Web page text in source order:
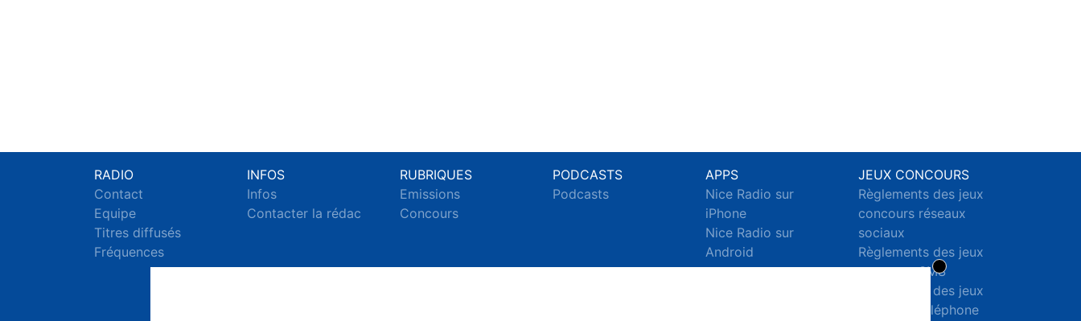
RADIO
Contact
Equipe
Titres diffusés
Fréquences
INFOS
Infos
Contacter la rédac
RUBRIQUES
Emissions
Concours
PODCASTS
Podcasts
APPS
Nice Radio sur
iPhone
Nice Radio sur
Android
JEUX CONCOURS
Règlements des jeux
concours réseaux
sociaux
Règlements des jeux
concours SMS
Règlements des jeux
concours téléphone